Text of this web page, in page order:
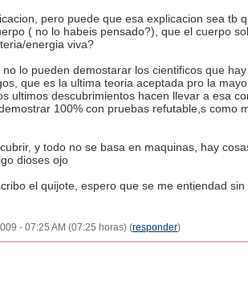
pero puede que esa explicacion sea tb
( no lo habeis pensado?), que el cuerpo
energia viva?
lo pueden demostarar los cientificos que
que es la ultima teoria aceptada pro la
ultimos descubrimientos hacen llevar a esa
100% con pruebas refutable,s como
y todo no se basa en maquinas, hay
dioses ojo
el quijote, espero que se me entiendad sin
- 07:25 AM (07:25 horas) (responder)